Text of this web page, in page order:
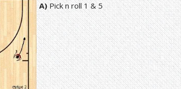
Α)Pick n roll 1 & 5